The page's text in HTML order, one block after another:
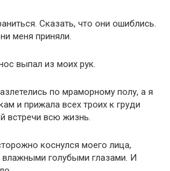
Сказать, что они ошиблись.
меня приняли.
выпал из моих рук.
по мраморному полу, а я
и прижала всех троих к груди
встречи всю жизнь.
коснулся моего лица,
влажными голубыми глазами. И